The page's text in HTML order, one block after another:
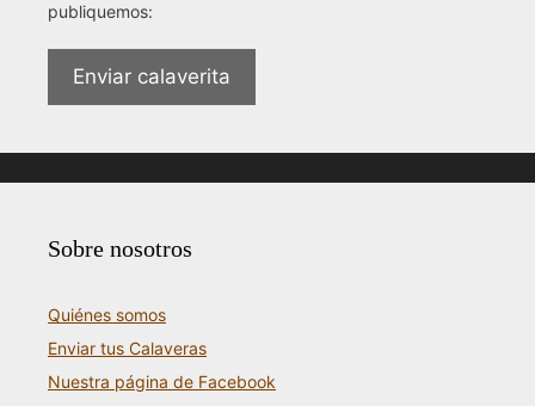
publiquemos:
Enviar calaverita
Sobre nosotros
Quiénes somos
Enviar tus Calaveras
Nuestra página de Facebook